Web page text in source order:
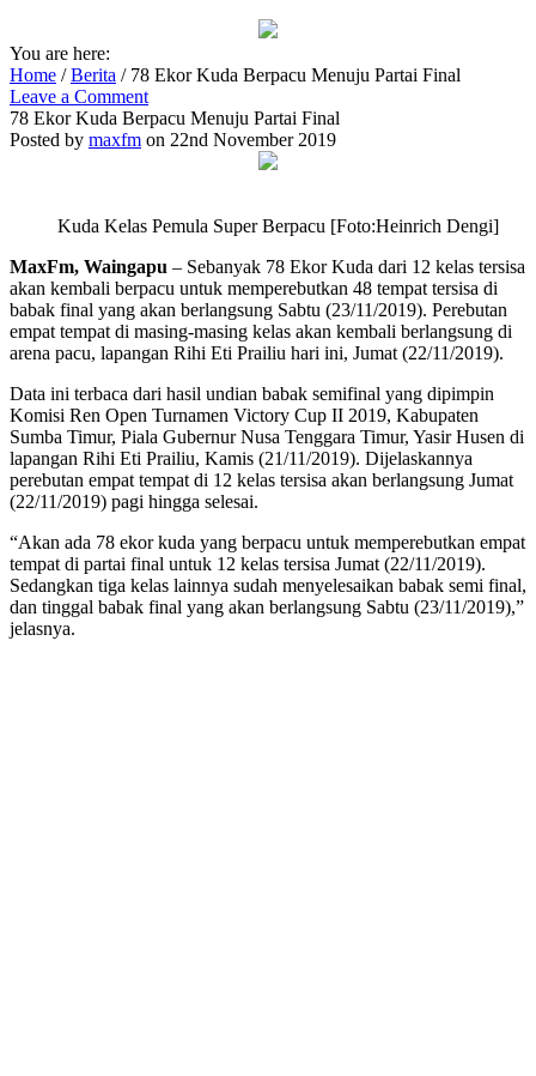
You are here:
Home /Berita / 78 Ekor Kuda Berpacu Menuju Partai Final
Leave a Comment
78 Ekor Kuda Berpacu Menuju Partai Final
Posted by maxfm on 22nd November 2019
Kuda Kelas Pemula Super Berpacu [Foto:Heinrich Dengi]
MaxFm, Waingapu – Sebanyak 78 Ekor Kuda dari 12 kelas tersisa
akan kembali berpacu untuk memperebutkan 48 tempat tersisa di
babak final yang akan berlangsung Sabtu (23/11/2019). Perebutan
empat tempat di masing-masing kelas akan kembali berlangsung di
arena pacu, lapangan Rihi Eti Prailiu hari ini, Jumat (22/11/2019).
Data ini terbaca dari hasil undian babak semifinal yang dipimpin
Komisi Ren Open Turnamen Victory Cup II 2019, Kabupaten
Sumba Timur, Piala Gubernur Nusa Tenggara Timur, Yasir Husen di
lapangan Rihi Eti Prailiu, Kamis (21/11/2019). Dijelaskannya
perebutan empat tempat di 12 kelas tersisa akan berlangsung Jumat
(22/11/2019) pagi hingga selesai.
“Akan ada 78 ekor kuda yang berpacu untuk memperebutkan empat
tempat di partai final untuk 12 kelas tersisa Jumat (22/11/2019).
Sedangkan tiga kelas lainnya sudah menyelesaikan babak semi final,
dan tinggal babak final yang akan berlangsung Sabtu (23/11/2019),”
jelasnya.